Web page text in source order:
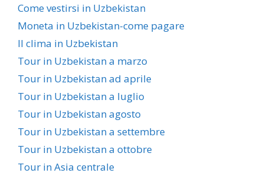
Come vestirsi in Uzbekistan
Moneta in Uzbekistan-come pagare
Il clima in Uzbekistan
Tour in Uzbekistan a marzo
Tour in Uzbekistan ad aprile
Tour in Uzbekistan a luglio
Tour in Uzbekistan agosto
Tour in Uzbekistan a settembre
Tour in Uzbekistan a ottobre
Tour in Asia centrale